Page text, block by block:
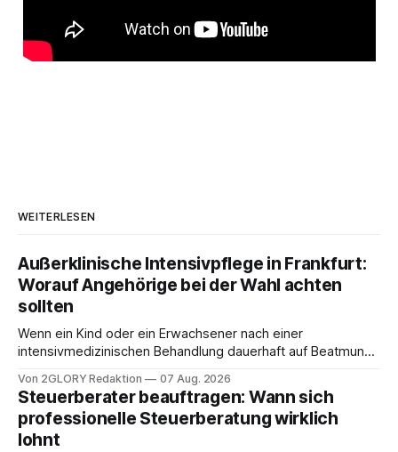
WEITERLESEN
Außerklinische Intensivpflege in Frankfurt:
Worauf Angehörige bei der Wahl achten
sollten
Wenn ein Kind oder ein Erwachsener nach einer
intensivmedizinischen Behandlung dauerhaft auf Beatmung
angewiesen ist, stellt sich für Familien eine schwierige
Frage: Muss die Versorgung dauerhaft in der Klinik bleiben –
oder ist ein Leben zu Hause möglich? Die außerklinische
Intensivpflege bietet genau diese Alternative: Sie
Von 2GLORY Redaktion 07 Aug. 2026
Steuerberater beauftragen: Wann sich
professionelle Steuerberatung wirklich
lohnt